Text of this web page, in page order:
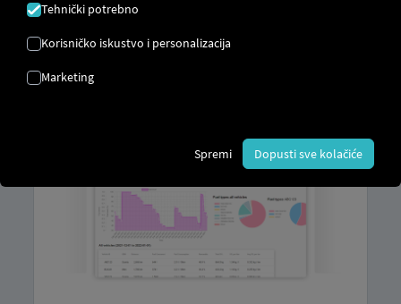
CV Aktiebolag ? Tada možete
vam treba je pristup
Tehnički potrebno
Korisničko iskustvo i personalizacija
Marketing
Spremi Dopusti sve kolačiće